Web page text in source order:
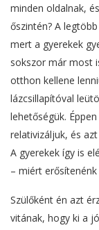
minden oldalnak,
őszintén? A
mert a gyerekek
sokszor már most
otthon kellene
lázcsillapítóval
lehetőségük.
relativizáljuk, és
A gyerekek így is
– miért
Szülőként én azt
vitának, hogy ki a